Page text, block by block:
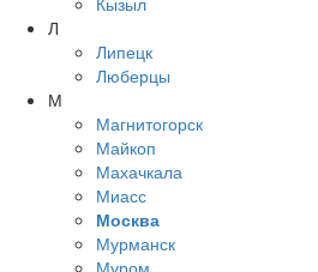
Л
Липецк
Люберцы
М
Магнитогорск
Майкоп
Махачкала
Миасс
Москва
Мурманск